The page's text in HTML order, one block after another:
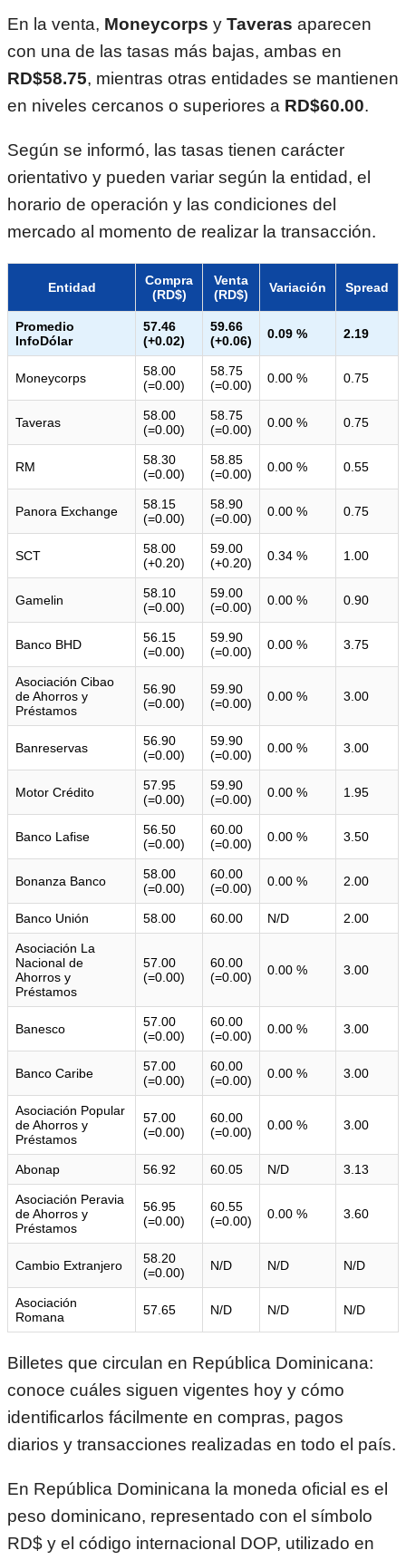
En la venta, Moneycorps y Taveras aparecen
con una de las tasas más bajas, ambas en
RD$58.75, mientras otras entidades se mantienen
en niveles cercanos o superiores a RD$60.00.
Según se informó, las tasas tienen carácter
orientativo y pueden variar según la entidad, el
horario de operación y las condiciones del
mercado al momento de realizar la transacción.
Entidad
Compra
(RD$)
Venta
(RD$)
Variación Spread
Promedio
InfoDólar
57.46
(+0.02)
59.66
(+0.06)
0.09 % 2.19
Moneycorps
58.00
(=0.00)
58.75
(=0.00)
0.00 % 0.75
Taveras
58.00
(=0.00)
58.75
(=0.00)
0.00 % 0.75
RM
58.30
(=0.00)
58.85
(=0.00)
0.00 % 0.55
Panora Exchange
58.15
(=0.00)
58.90
(=0.00)
0.00 % 0.75
SCT
58.00
(+0.20)
59.00
(+0.20)
0.34 % 1.00
Gamelin
58.10
(=0.00)
59.00
(=0.00)
0.00 % 0.90
Banco BHD
56.15
(=0.00)
59.90
(=0.00)
0.00 % 3.75
Asociación Cibao
de Ahorros y
Préstamos
56.90
(=0.00)
59.90
(=0.00)
0.00 % 3.00
Banreservas
56.90
(=0.00)
59.90
(=0.00)
0.00 % 3.00
Motor Crédito
57.95
(=0.00)
59.90
(=0.00)
0.00 % 1.95
Banco Lafise
56.50
(=0.00)
60.00
(=0.00)
0.00 % 3.50
Bonanza Banco
58.00
(=0.00)
60.00
(=0.00)
0.00 % 2.00
Banco Unión 58.00 60.00 N/D 2.00
Asociación La
Nacional de
Ahorros y
Préstamos
57.00
(=0.00)
60.00
(=0.00)
0.00 % 3.00
Banesco
57.00
(=0.00)
60.00
(=0.00)
0.00 % 3.00
Banco Caribe
57.00
(=0.00)
60.00
(=0.00)
0.00 % 3.00
Asociación Popular
de Ahorros y
Préstamos
57.00
(=0.00)
60.00
(=0.00)
0.00 % 3.00
Abonap 56.92 60.05 N/D 3.13
Asociación Peravia
de Ahorros y
Préstamos
56.95
(=0.00)
60.55
(=0.00)
0.00 % 3.60
Cambio Extranjero
58.20
(=0.00)
N/D N/D N/D
Asociación
Romana
57.65 N/D N/D N/D
Billetes que circulan en República Dominicana:
conoce cuáles siguen vigentes hoy y cómo
identificarlos fácilmente en compras, pagos
diarios y transacciones realizadas en todo el país.
En República Dominicana la moneda oficial es el
peso dominicano, representado con el símbolo
RD$ y el código internacional DOP, utilizado en